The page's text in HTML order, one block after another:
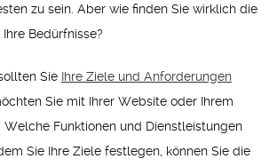
zu sein. Aber wie finden Sie wirklich die
Bedürfnisse?
Sie Ihre Ziele und Anforderungen
Sie mit Ihrer Website oder Ihrem
Welche Funktionen und Dienstleistungen
Sie Ihre Ziele festlegen, können Sie die